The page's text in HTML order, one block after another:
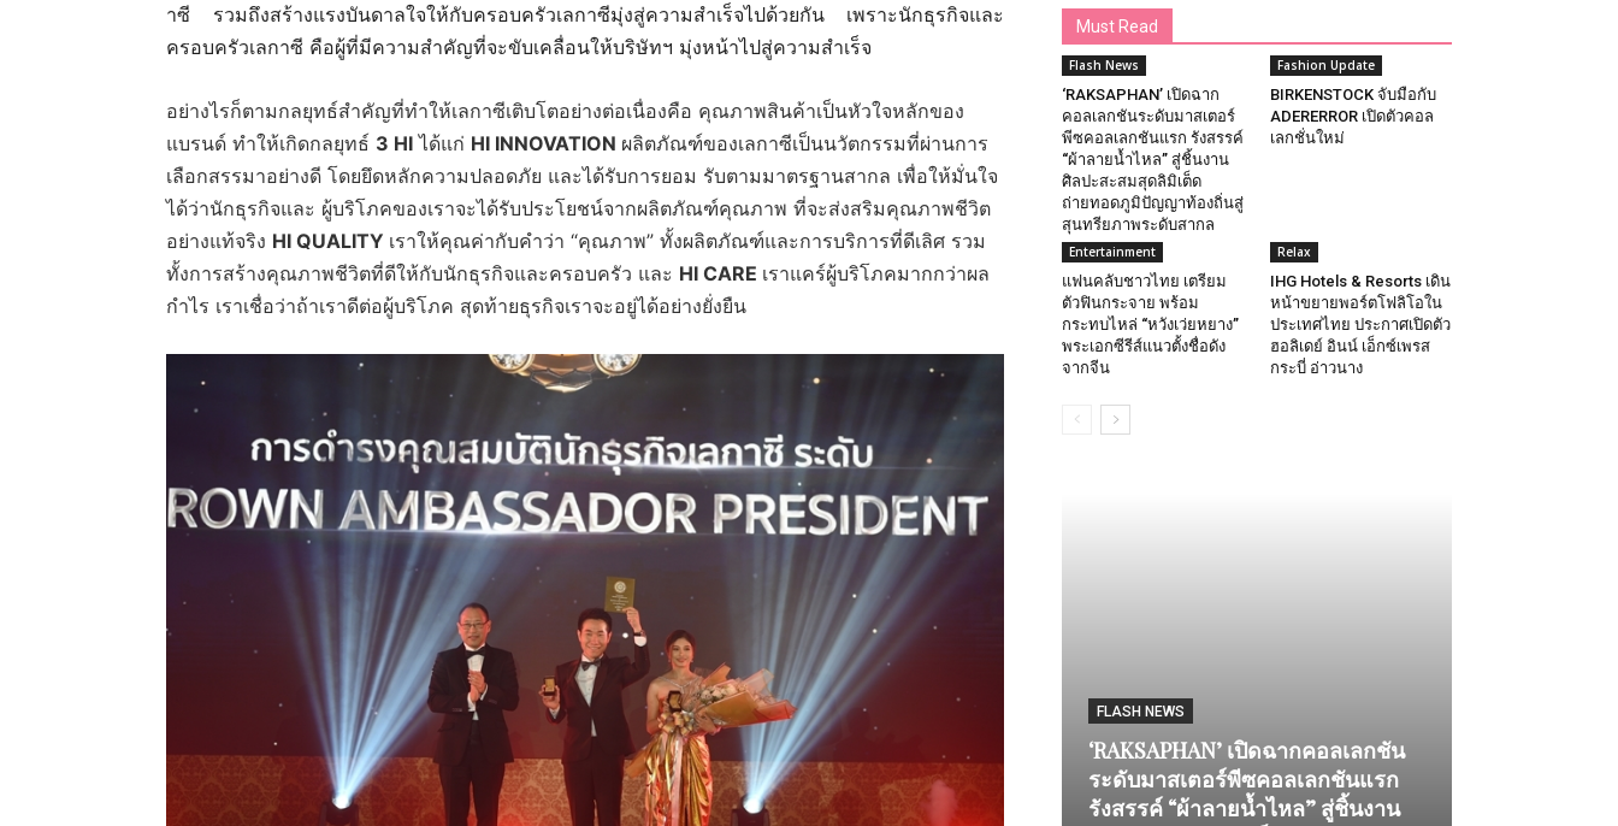
าซี รวมถึงสร้างแรงบันดาลใจให้กับครอบครัวเลกาซีมุ่งสู่ความสำเร็จไปด้วยกัน เพราะนักธุรกิจและ
ครอบครัวเลกาซี คือผู้ที่มีความสำคัญที่จะขับเคลื่อนให้บริษัทฯ มุ่งหน้าไปสู่ความสำเร็จ
อย่างไรก็ตามกลยุทธ์สำคัญที่ทำให้เลกาซีเติบโตอย่างต่อเนื่องคือ คุณภาพสินค้าเป็นหัวใจหลักของ
แบรนด์ ทำให้เกิดกลยุทธ์ 3 HI ได้แก่ HI INNOVATION ผลิตภัณฑ์ของเลกาซีเป็นนวัตกรรมที่ผ่านการ
เลือกสรรมาอย่างดี โดยยึดหลักความปลอดภัย และได้รับการยอม รับตามมาตรฐานสากล เพื่อให้มั่นใจ
ได้ว่านักธุรกิจและ ผู้บริโภคของเราจะได้รับประโยชน์จากผลิตภัณฑ์คุณภาพ ที่จะส่งสริมคุณภาพชีวิต
อย่างแท้จริง HI QUALITY เราให้คุณค่ากับคำว่า “คุณภาพ” ทั้งผลิตภัณฑ์และการบริการที่ดีเลิศ รวม
ทั้งการสร้างคุณภาพชีวิตที่ดีให้กับนักธุรกิจและครอบครัว และ HI CARE เราแคร์ผู้บริโภคมากกว่าผล
กำไร เราเชื่อว่าถ้าเราดีต่อผู้บริโภค สุดท้ายธุรกิจเราจะอยู่ได้อย่างยั่งยืน
Must Read
Flash News
‘RAKSAPHAN’ เปิดฉาก
คอลเลกชันระดับมาสเตอร์
พีซคอลเลกชันแรก รังสรรค์
“ผ้าลายน้ำไหล” สู่ชิ้นงาน
ศิลปะสะสมสุดลิมิเต็ด
ถ่ายทอดภูมิปัญญาท้องถิ่นสู่
สุนทรียภาพระดับสากล
Fashion Update
BIRKENSTOCK จับมือกับ
ADERERROR เปิดตัวคอล
เลกชั่นใหม่
Entertainment
แฟนคลับชาวไทย เตรียม
ตัวฟินกระจาย พร้อม
กระทบไหล่ “หวังเว่ยหยาง”
พระเอกซีรีส์แนวตั้งชื่อดัง
จากจีน
Relax
IHG Hotels & Resorts เดิน
หน้าขยายพอร์ตโฟลิโอใน
ประเทศไทย ประกาศเปิดตัว
ฮอลิเดย์ อินน์ เอ็กซ์เพรส
กระบี่ อ่าวนาง
FLASH NEWS
‘RAKSAPHAN’ เปิดฉากคอลเลกชัน
ระดับมาสเตอร์พีซคอลเลกชันแรก
รังสรรค์ “ผ้าลายน้ำไหล” สู่ชิ้นงาน